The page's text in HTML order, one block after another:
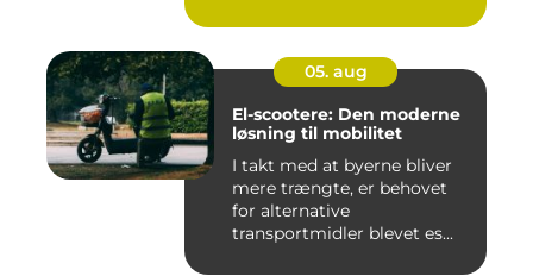
05. aug
El-scootere: Den moderne
løsning til mobilitet
I takt med at byerne bliver
mere trængte, er behovet
for alternative
transportmidler blevet es...